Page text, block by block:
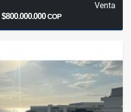
Venta
$800.000.000COP